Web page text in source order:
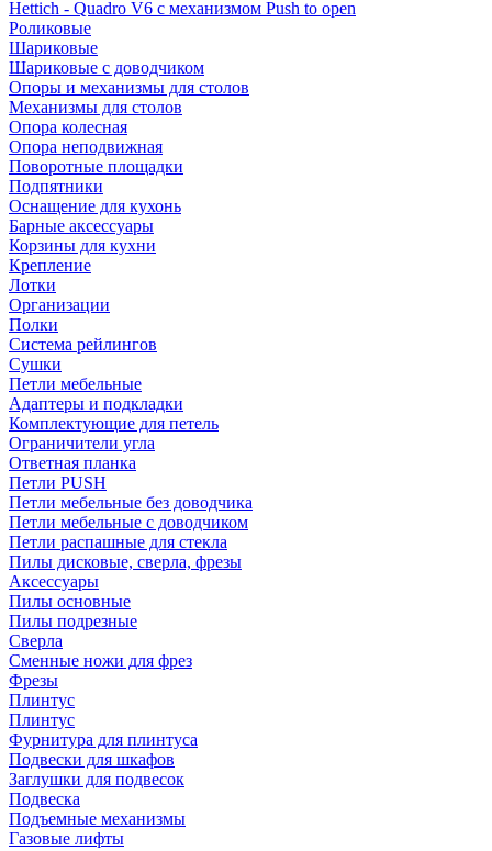
Hettich - Quadro V6 с механизмом Push to open
Роликовые
Шариковые
Шариковые с доводчиком
Опоры и механизмы для столов
Механизмы для столов
Опора колесная
Опора неподвижная
Поворотные площадки
Подпятники
Оснащение для кухонь
Барные аксессуары
Корзины для кухни
Крепление
Лотки
Организации
Полки
Система рейлингов
Сушки
Петли мебельные
Адаптеры и подкладки
Комплектующие для петель
Ограничители угла
Ответная планка
Петли PUSH
Петли мебельные без доводчика
Петли мебельные с доводчиком
Петли распашные для стекла
Пилы дисковые, сверла, фрезы
Аксессуары
Пилы основные
Пилы подрезные
Сверла
Сменные ножи для фрез
Фрезы
Плинтус
Плинтус
Фурнитура для плинтуса
Подвески для шкафов
Заглушки для подвесок
Подвеска
Подъемные механизмы
Газовые лифты